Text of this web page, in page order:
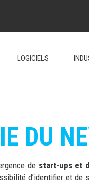
LOGICIELS
DU
de start-ups et
d’identifier et